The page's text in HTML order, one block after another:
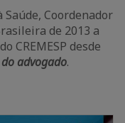
Coordenador
de 2013 a
CREMESP desde
advogado.